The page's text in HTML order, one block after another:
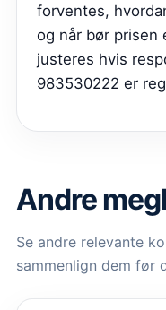
forventes,
og når bør prisen
justeres hvis
983530222 er
Andre
Se andre relevante
sammenlign dem før